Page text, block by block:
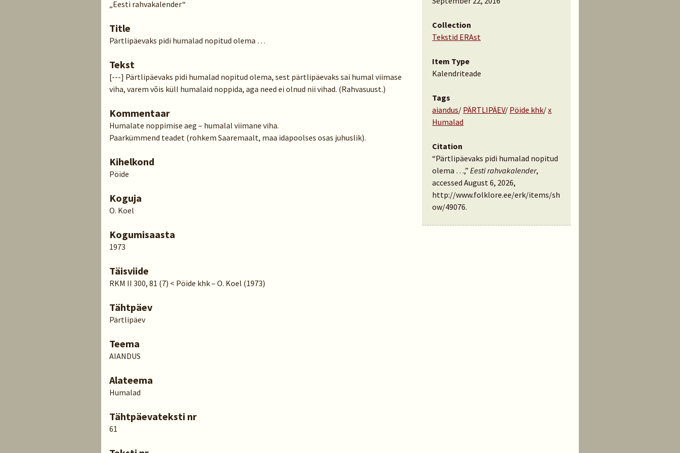
„Eesti rahvakalender“
Title
Pärtlipäevaks pidi humalad nopitud olema …
Tekst
[---] Pärtlipäevaks pidi humalad nopitud olema, sest pärtlipäevaks sai humal viimase
viha, varem võis küll humalaid noppida, aga need ei olnud nii vihad. (Rahvasuust.)
Kommentaar
Humalate noppimise aeg – humalal viimane viha.
Paarkümmend teadet (rohkem Saaremaalt, maa idapoolses osas juhuslik).
Kihelkond
Pöide
Koguja
O. Koel
Kogumisaasta
1973
Täisviide
RKM II 300, 81 (7) < Pöide khk – O. Koel (1973)
Tähtpäev
Pärtlipäev
Teema
AIANDUS
Alateema
Humalad
Tähtpäevateksti nr
61
Collection
Tekstid ERAst
Item Type
Kalendriteade
Tags
aiandus/ PÄRTLIPÄEV/ Pöide khk/x
Humalad
Citation
“Pärtlipäevaks pidi humalad nopitud
olema …,”Eesti rahvakalender,
accessed August 6, 2026,
http://www.folklore.ee/erk/items/sh
ow/49076.